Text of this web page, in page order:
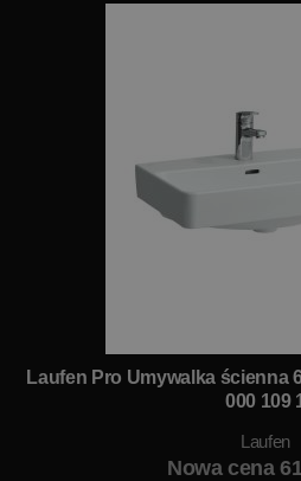
Laufen Pro Umywalka ścienna
000 109
Laufen
Nowa cena